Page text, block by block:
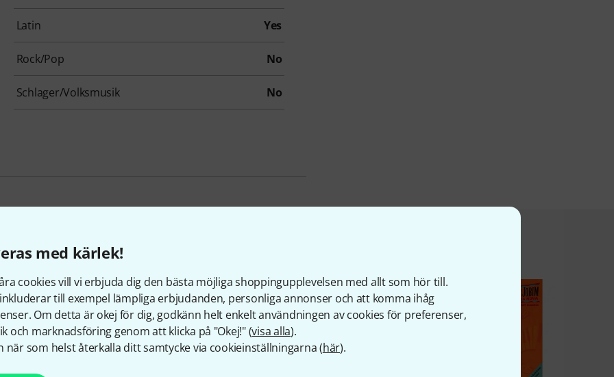
med kärlek!
cookies vill vi erbjuda dig den bästa möjliga shoppingupplevelsen med allt som hör till.
till exempel lämpliga erbjudanden, personliga annonser och att komma ihåg
Om detta är okej för dig, godkänn helt enkelt användningen av cookies för preferenser,
och marknadsföring genom att klicka på "Okej!" (visa alla).
när som helst återkalla ditt samtycke via cookieinställningarna (här).
Latin Yes
Rock/Pop No
Schlager/Volksmusik No
som tittade på denna produkt köpte